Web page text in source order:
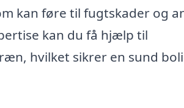
kan føre til fugtskader og
kan du få hjælp til
hvilket sikrer en sund